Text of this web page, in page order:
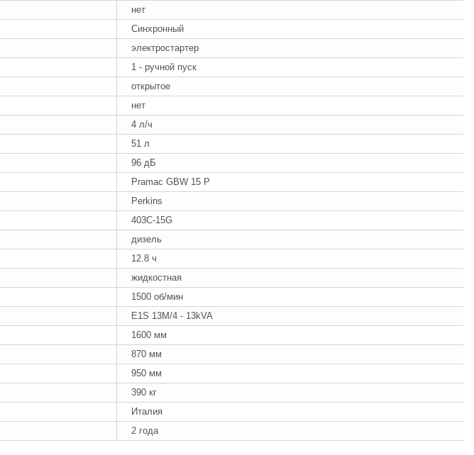
нет
Синхронный
электростартер
1 - ручной пуск
открытое
нет
4 л/ч
51 л
96 дБ
Pramac GBW 15 P
Perkins
403C-15G
дизель
12.8 ч
жидкостная
1500 об/мин
E1S 13M/4 - 13kVA
1600 мм
870 мм
950 мм
390 кг
Италия
2 года